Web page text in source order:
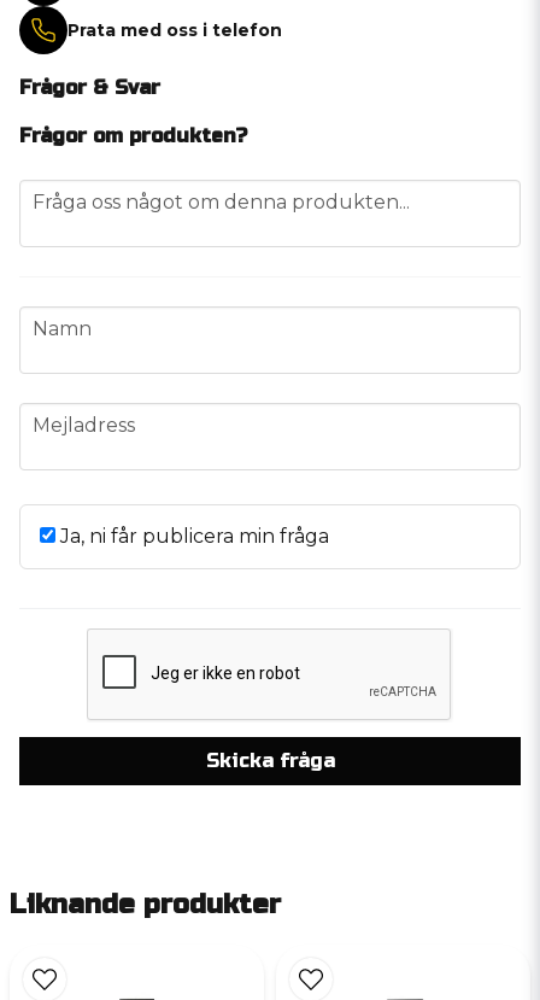
Prata med oss i telefon
Frågor & Svar
Frågor om produkten?
question
Fråga oss något om denna produkten...
name
Namn
email
Mejladress
Ja, ni får publicera min fråga
Skicka fråga
Liknande produkter